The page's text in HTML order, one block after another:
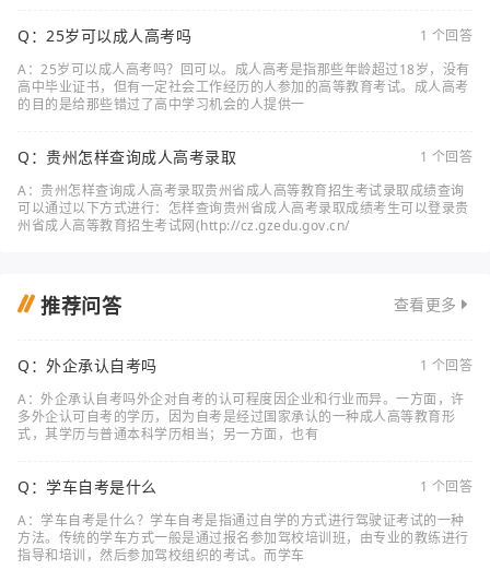
Q：25岁可以成人高考吗
1 个回答
A：25岁可以成人高考吗？回可以。成人高考是指那些年龄超过18岁，没有
高中毕业证书，但有一定社会工作经历的人参加的高等教育考试。成人高考
的目的是给那些错过了高中学习机会的人提供一
Q：贵州怎样查询成人高考录取
1 个回答
A：贵州怎样查询成人高考录取贵州省成人高等教育招生考试录取成绩查询
可以通过以下方式进行：怎样查询贵州省成人高考录取成绩考生可以登录贵
州省成人高等教育招生考试网(http://cz.gzedu.gov.cn/
推荐问答 查看更多
Q：外企承认自考吗
1 个回答
A：外企承认自考吗外企对自考的认可程度因企业和行业而异。一方面，许
多外企认可自考的学历，因为自考是经过国家承认的一种成人高等教育形
式，其学历与普通本科学历相当；另一方面，也有
Q：学车自考是什么
1 个回答
A：学车自考是什么？学车自考是指通过自学的方式进行驾驶证考试的一种
方法。传统的学车方式一般是通过报名参加驾校培训班，由专业的教练进行
指导和培训，然后参加驾校组织的考试。而学车